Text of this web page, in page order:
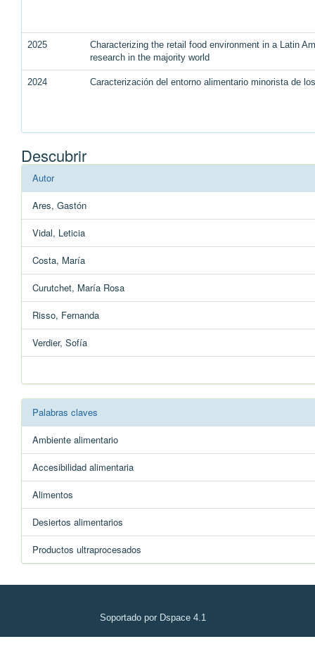
2025
Characterizing the retail food environment in a Latin
research in the majority world
2024 Caracterización del entorno alimentario minorista de
Descubrir
Autor
Ares, Gastón
Vidal, Leticia
Costa, María
Curutchet, María Rosa
Risso, Fernanda
Verdier, Sofía
Palabras claves
Ambiente alimentario
Accesibilidad alimentaria
Alimentos
Desiertos alimentarios
Productos ultraprocesados
Soportado por Dspace 4.1